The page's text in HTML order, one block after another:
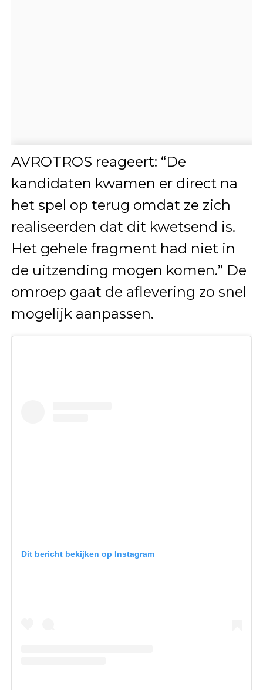
AVROTROS reageert: “De
kandidaten kwamen er direct na
het spel op terug omdat ze zich
realiseerden dat dit kwetsend is.
Het gehele fragment had niet in
de uitzending mogen komen.” De
omroep gaat de aflevering zo snel
mogelijk aanpassen.
Dit bericht bekijken op Instagram